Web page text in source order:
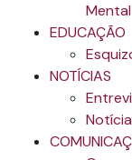
Mental
EDUCAÇÃO
NOTÍCIAS